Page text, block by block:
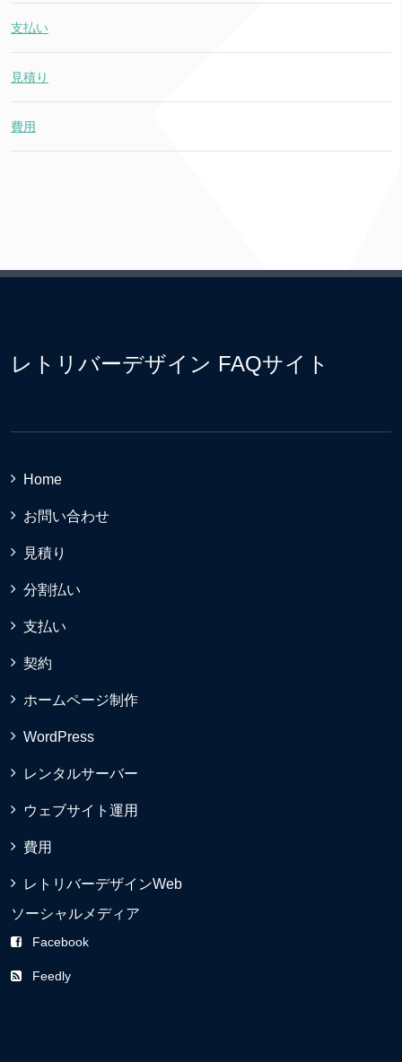
支払い
見積り
費用
レトリバーデザイン FAQサイト
Home
お問い合わせ
見積り
分割払い
支払い
契約
ホームページ制作
WordPress
レンタルサーバー
ウェブサイト運用
費用
レトリバーデザインWeb
ソーシャルメディア
Facebook
Feedly